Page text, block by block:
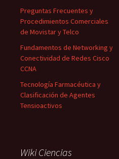
Preguntas Frecuentes y
Procedimientos Comerciales
de Movistar y Telco
Fundamentos de Networking y
Conectividad de Redes Cisco
CCNA
Tecnología Farmacéutica y
Clasificación de Agentes
Tensioactivos
Wiki Ciencias